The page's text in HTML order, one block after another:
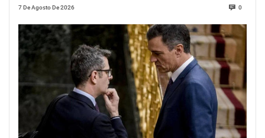
7 De Agosto De 2026 0